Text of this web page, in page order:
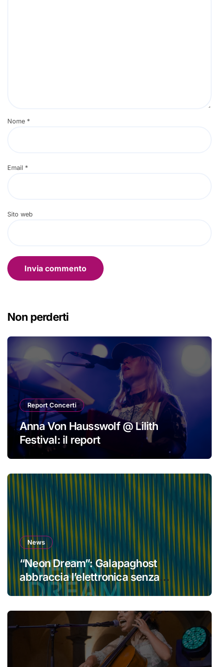
Nome *
Email *
Sito web
Non perderti
Report Concerti
Anna Von Hausswolf @ Lilith
Festival: il report
News
“Neon Dream”: Galapaghost
abbraccia l’elettronica senza
perdere la propria identità